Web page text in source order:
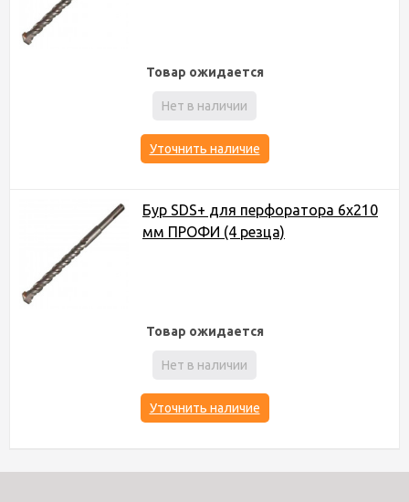
Товар ожидается
Нет в наличии
Уточнить наличие
Бур SDS+ для перфоратора 6х210
мм ПРОФИ (4 резца)
Товар ожидается
Нет в наличии
Уточнить наличие